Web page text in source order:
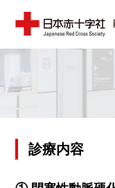
診療内容